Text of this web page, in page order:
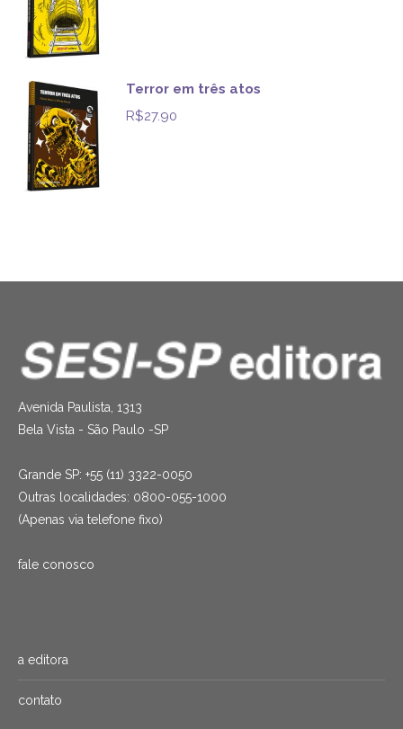
Terror em três atos
R$27.90
Avenida Paulista, 1313
Bela Vista - São Paulo -SP
Grande SP: +55 (11) 3322-0050
Outras localidades: 0800-055-1000
(Apenas via telefone fixo)
fale conosco
a editora
contato